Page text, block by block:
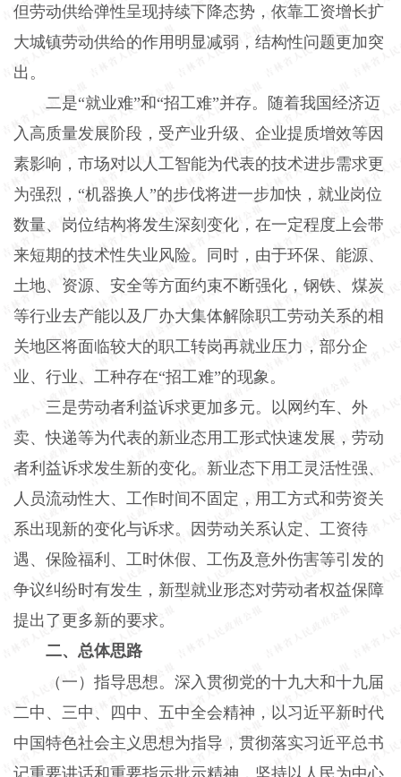
但劳动供给弹性呈现持续下降态势，依靠工资增长扩
大城镇劳动供给的作用明显减弱，结构性问题更加突
出。
二是“就业难”和“招工难”并存。随着我国经济迈
入高质量发展阶段，受产业升级、企业提质增效等因
素影响，市场对以人工智能为代表的技术进步需求更
为强烈，“机器换人”的步伐将进一步加快，就业岗位
数量、岗位结构将发生深刻变化，在一定程度上会带
来短期的技术性失业风险。同时，由于环保、能源、
土地、资源、安全等方面约束不断强化，钢铁、煤炭
等行业去产能以及厂办大集体解除职工劳动关系的相
关地区将面临较大的职工转岗再就业压力，部分企
业、行业、工种存在“招工难”的现象。
三是劳动者利益诉求更加多元。以网约车、外
卖、快递等为代表的新业态用工形式快速发展，劳动
者利益诉求发生新的变化。新业态下用工灵活性强、
人员流动性大、工作时间不固定，用工方式和劳资关
系出现新的变化与诉求。因劳动关系认定、工资待
遇、保险福利、工时休假、工伤及意外伤害等引发的
争议纠纷时有发生，新型就业形态对劳动者权益保障
提出了更多新的要求。
二、总体思路
（一）指导思想。深入贯彻党的十九大和十九届
二中、三中、四中、五中全会精神，以习近平新时代
中国特色社会主义思想为指导，贯彻落实习近平总书
记重要讲话和重要指示批示精神，坚持以人民为中心